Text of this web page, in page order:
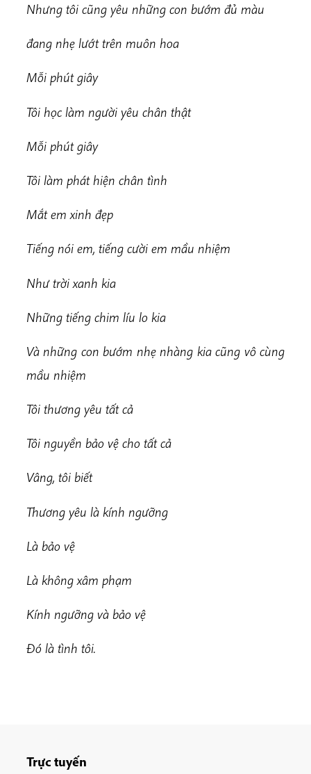
Nhưng tôi cũng yêu những con bướm đủ màu
đang nhẹ lướt trên muôn hoa
Mỗi phút giây
Tôi học làm người yêu chân thật
Mỗi phút giây
Tôi làm phát hiện chân tình
Mắt em xinh đẹp
Tiếng nói em, tiếng cười em mầu nhiệm
Như trời xanh kia
Những tiếng chim líu lo kia
Và những con bướm nhẹ nhàng kia cũng vô cùng
mầu nhiệm
Tôi thương yêu tất cả
Tôi nguyền bảo vệ cho tất cả
Vâng, tôi biết
Thương yêu là kính ngưỡng
Là bảo vệ
Là không xâm phạm
Kính ngưỡng và bảo vệ
Đó là tình tôi.
Trực tuyến